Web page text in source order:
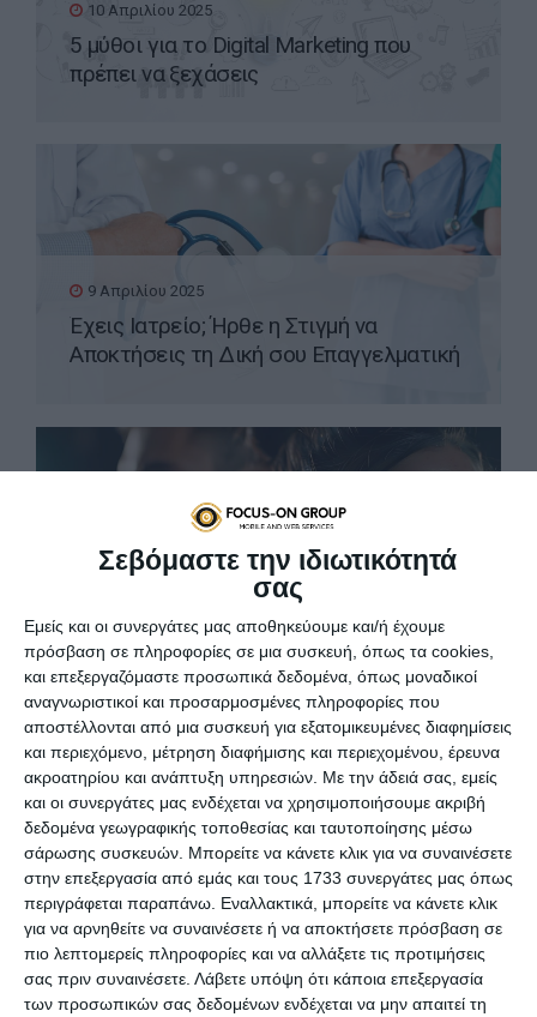
Σεβόμαστε την ιδιωτικότητά
σας
Εμείς και οι συνεργάτες μας αποθηκεύουμε και/ή έχουμε
πρόσβαση σε πληροφορίες σε μια συσκευή, όπως τα cookies,
και επεξεργαζόμαστε προσωπικά δεδομένα, όπως μοναδικοί
αναγνωριστικοί και προσαρμοσμένες πληροφορίες που
αποστέλλονται από μια συσκευή για εξατομικευμένες διαφημίσεις
και περιεχόμενο, μέτρηση διαφήμισης και περιεχομένου, έρευνα
ακροατηρίου και ανάπτυξη υπηρεσιών. Με την άδειά σας, εμείς
και οι συνεργάτες μας ενδέχεται να χρησιμοποιήσουμε ακριβή
δεδομένα γεωγραφικής τοποθεσίας και ταυτοποίησης μέσω
σάρωσης συσκευών. Μπορείτε να κάνετε κλικ για να συναινέσετε
στην επεξεργασία από εμάς και τους 1733 συνεργάτες μας όπως
περιγράφεται παραπάνω. Εναλλακτικά, μπορείτε να κάνετε κλικ
για να αρνηθείτε να συναινέσετε ή να αποκτήσετε πρόσβαση σε
πιο λεπτομερείς πληροφορίες και να αλλάξετε τις προτιμήσεις
σας πριν συναινέσετε. Λάβετε υπόψη ότι κάποια επεξεργασία
των προσωπικών σας δεδομένων ενδέχεται να μην απαιτεί τη
10 Απριλίου 2025
5 μύθοι για το Digital Marketing που
πρέπει να ξεχάσεις
9 Απριλίου 2025
Έχεις Ιατρείο; Ήρθε η Στιγμή να
Αποκτήσεις τη Δική σου Επαγγελματική
Premium Ιστοσελίδες WordPress για
Γυμναστήρια & Χώρους Fitness
7 Απριλίου 2025
QUIZ: 7 Ερωτήσεις για
Προγραμματιστές